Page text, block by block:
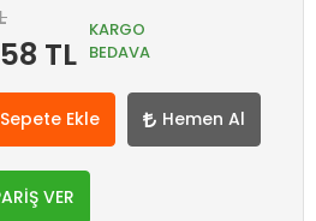
TL
KARGO
BEDAVA
Sepete Ekle Hemen Al
VER